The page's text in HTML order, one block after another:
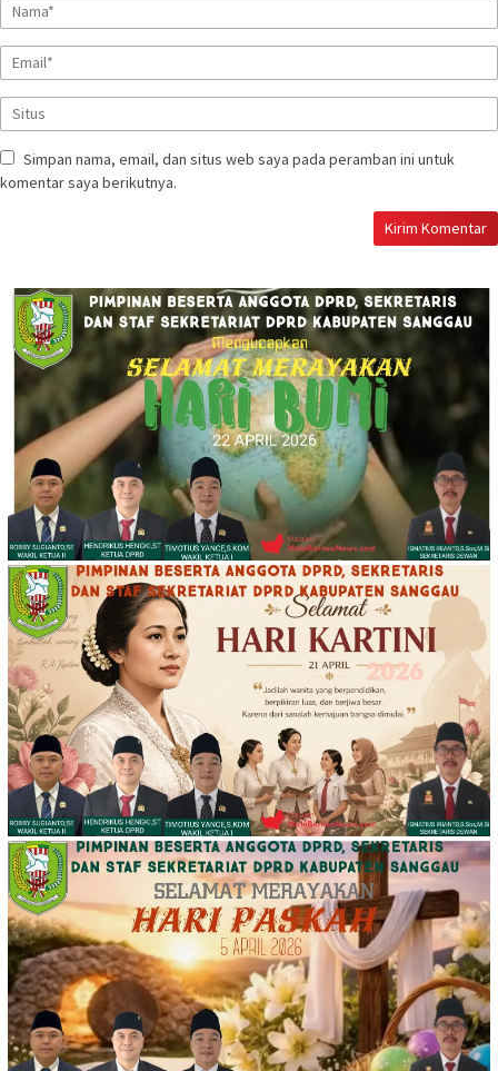
Simpan nama, email, dan situs web saya pada peramban ini untuk
komentar saya berikutnya.